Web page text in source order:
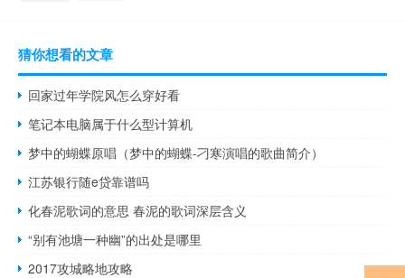
猜你想看的文章
回家过年学院风怎么穿好看
笔记本电脑属于什么型计算机
梦中的蝴蝶原唱（梦中的蝴蝶-刁寒演唱的歌曲简介）
江苏银行随e贷靠谱吗
化春泥歌词的意思 春泥的歌词深层含义
“别有池塘一种幽”的出处是哪里
2017攻城略地攻略